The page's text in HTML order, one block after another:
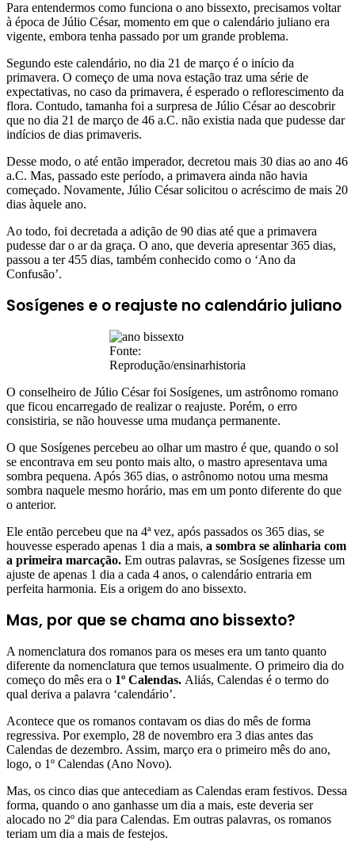
Para entendermos como funciona o ano bissexto, precisamos voltar
à época de Júlio César, momento em que o calendário juliano era
vigente, embora tenha passado por um grande problema.
Segundo este calendário, no dia 21 de março é o início da
primavera. O começo de uma nova estação traz uma série de
expectativas, no caso da primavera, é esperado o reflorescimento da
flora. Contudo, tamanha foi a surpresa de Júlio César ao descobrir
que no dia 21 de março de 46 a.C. não existia nada que pudesse dar
indícios de dias primaveris.
Desse modo, o até então imperador, decretou mais 30 dias ao ano 46
a.C. Mas, passado este período, a primavera ainda não havia
começado. Novamente, Júlio César solicitou o acréscimo de mais 20
dias àquele ano.
Ao todo, foi decretada a adição de 90 dias até que a primavera
pudesse dar o ar da graça. O ano, que deveria apresentar 365 dias,
passou a ter 455 dias, também conhecido como o ‘Ano da
Confusão’.
Sosígenes e o reajuste no calendário juliano
Fonte:
Reprodução/ensinarhistoria
O conselheiro de Júlio César foi Sosígenes, um astrônomo romano
que ficou encarregado de realizar o reajuste. Porém, o erro
consistiria, se não houvesse uma mudança permanente.
O que Sosígenes percebeu ao olhar um mastro é que, quando o sol
se encontrava em seu ponto mais alto, o mastro apresentava uma
sombra pequena. Após 365 dias, o astrônomo notou uma mesma
sombra naquele mesmo horário, mas em um ponto diferente do que
o anterior.
Ele então percebeu que na 4ª vez, após passados os 365 dias, se
houvesse esperado apenas 1 dia a mais, a sombra se alinharia com
a primeira marcação. Em outras palavras, se Sosígenes fizesse um
ajuste de apenas 1 dia a cada 4 anos, o calendário entraria em
perfeita harmonia. Eis a origem do ano bissexto.
Mas, por que se chama ano bissexto?
A nomenclatura dos romanos para os meses era um tanto quanto
diferente da nomenclatura que temos usualmente. O primeiro dia do
começo do mês era o 1º Calendas. Aliás, Calendas é o termo do
qual deriva a palavra ‘calendário’.
Acontece que os romanos contavam os dias do mês de forma
regressiva. Por exemplo, 28 de novembro era 3 dias antes das
Calendas de dezembro. Assim, março era o primeiro mês do ano,
logo, o 1º Calendas (Ano Novo).
Mas, os cinco dias que antecediam as Calendas eram festivos. Dessa
forma, quando o ano ganhasse um dia a mais, este deveria ser
alocado no 2º dia para Calendas. Em outras palavras, os romanos
teriam um dia a mais de festejos.